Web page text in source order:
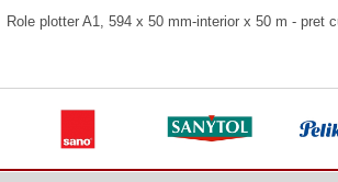
Role plotter A1, 594 x 50 mm-interior x 50 m - pret